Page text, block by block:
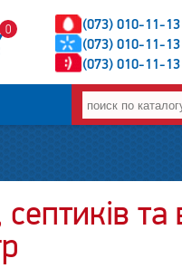
(073) 010-11-13
(073) 010-11-13
(073) 010-11-13
0